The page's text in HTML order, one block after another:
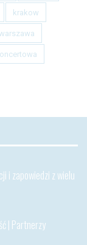
krakow
i zapowiedzi z wielu
| Partnerzy